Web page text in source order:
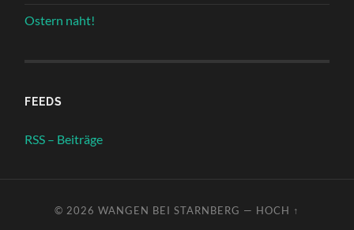
Ostern naht!
FEEDS
RSS – Beiträge
© 2026 WANGEN BEI STARNBERG — HOCH ↑